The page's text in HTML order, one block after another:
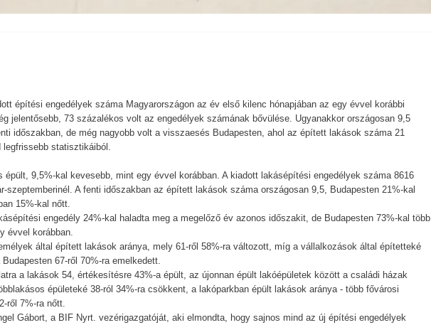
építési engedélyek száma Magyarországon az év első kilenc hónapjában az egy évvel korábbi
jelentősebb, 73 százalékos volt az engedélyek számának bővülése. Ugyanakkor országosan 9,5
időszakban, de még nagyobb volt a visszaesés Budapesten, ahol az épített lakások száma 21
statisztikáiból.
épült, 9,5%-kal kevesebb, mint egy évvel korábban. A kiadott lakásépítési engedélyek száma 8616
szeptemberinél. A fenti időszakban az épített lakások száma országosan 9,5, Budapesten 21%-kal
15%-kal nőtt.
engedély 24%-kal haladta meg a megelőző év azonos időszakit, de Budapesten 73%-kal több
évvel korábban.
által épített lakások aránya, mely 61-ről 58%-ra változott, míg a vállalkozások által építetteké
67-ről 70%-ra emelkedett.
a lakások 54, értékesítésre 43%-a épült, az újonnan épült lakóépületek között a családi házak
épületeké 38-ról 34%-ra csökkent, a lakóparkban épült lakások aránya - több fővárosi
ről 7%-ra nőtt.
Gábort, a BIF Nyrt. vezérigazgatóját, aki elmondta, hogy sajnos mind az új építési engedélyek